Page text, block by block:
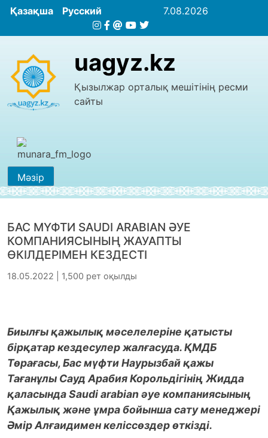
Қазақша Русский 7.08.2026
uagyz.kz
Қызылжар орталық мешітінің ресми
сайты
Мәзір
БАС МҮФТИ SAUDI ARABIAN ӘУЕ
КОМПАНИЯСЫНЫҢ ЖАУАПТЫ
ӨКІЛДЕРІМЕН КЕЗДЕСТІ
18.05.2022 | 1,500 рет оқылды
Биылғы қажылық мәселелеріне қатысты
бірқатар кездесулер жалғасуда. ҚМДБ
Төрағасы, Бас мүфти Наурызбай қажы
Тағанұлы Сауд Арабия Корольдігінің Жидда
қаласында Saudi arabian әуе компаниясының
Қажылық және ұмра бойынша сату менеджері
Әмір Алғаидимен келіссөздер өткізді.